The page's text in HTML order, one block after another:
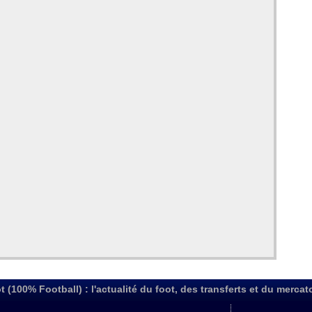
(100% Football) : l'actualité du foot, des transferts et du